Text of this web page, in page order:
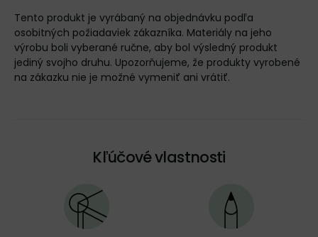
Tento produkt je vyrábaný na objednávku podľa
osobitných požiadaviek zákazníka. Materiály na jeho
výrobu boli vyberané ručne, aby bol výsledný produkt
jediný svojho druhu. Upozorňujeme, že produkty vyrobené
na zákazku nie je možné vymeniť ani vrátiť.
Kľúčové vlastnosti